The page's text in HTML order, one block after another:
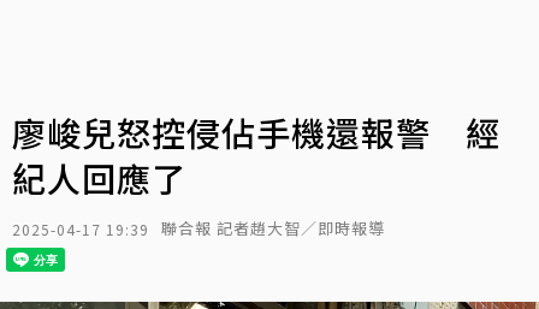
廖峻兒怒控侵佔手機還報警 經
紀人回應了
2025-04-17 19:39 聯合報 記者趙大智／即時報導